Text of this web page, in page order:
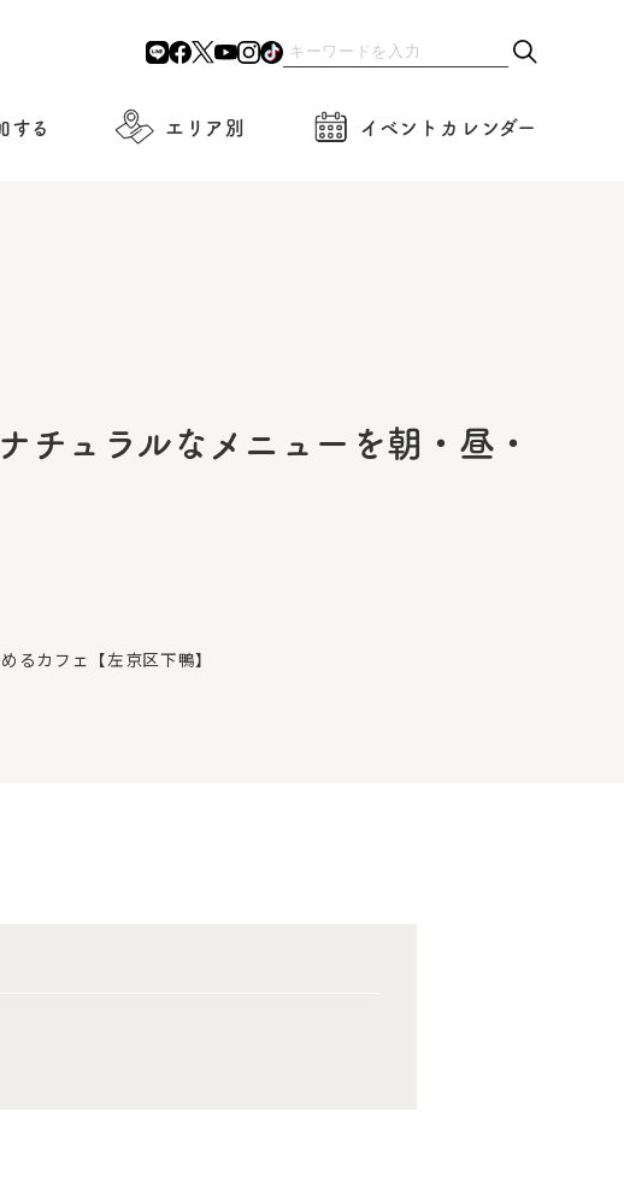
する エリア別 イベントカレンダー
チュラルなメニューを朝・昼・
るカフェ【左京区下鴨】